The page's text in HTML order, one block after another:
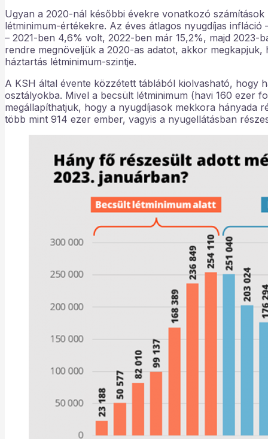
Ugyan a 2020-nál későbbi évekre vonatkozó
létminimum-értékekre. Az éves átlagos nyugdíjas
– 2021-ben 4,6% volt, 2022-ben már 15,2%, majd 2023-
rendre megnöveljük a 2020-as adatot, akkor
háztartás létminimum-szintje.
A KSH által évente közzétett táblából kiolvasható, hogy
osztályokba. Mivel a becsült létminimum (havi 160 ezer
megállapíthatjuk, hogy a nyugdíjasok mekkora hányada
több mint 914 ezer ember, vagyis a nyugellátásban